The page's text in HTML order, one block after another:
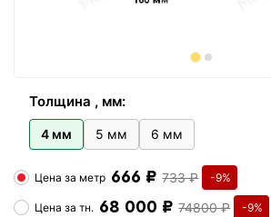
Толщина , мм:
4 мм 5 мм 6 мм
Цена за метр 666 ₽ 733 ₽ -9%
Цена затн. 68 000 ₽ 74800 ₽ -9%